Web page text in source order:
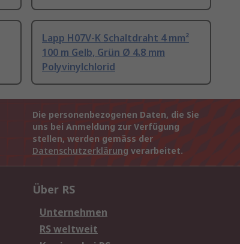
Lapp H07V-K Schaltdraht 4 mm²
100 m Gelb, Grün Ø 4.8 mm
Polyvinylchlorid
Die personenbezogenen Daten, die Sie
uns bei Anmeldung zur Verfügung
stellen, werden gemäss der
Datenschutzerklärung verarbeitet.
Über RS
Unternehmen
RS weltweit